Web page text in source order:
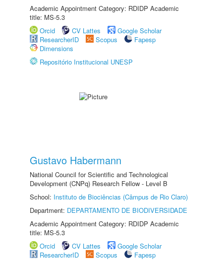
Academic Appointment Category: RDIDP Academic
title: MS-5.3
Orcid
CV Lattes
Google Scholar
ResearcherID
Scopus
Fapesp
Dimensions
Repositório Institucional UNESP
Gustavo Habermann
National Council for Scientific and Technological
Development (CNPq) Research Fellow - Level B
School: Instituto de Biociências (Câmpus de Rio Claro)
Department: DEPARTAMENTO DE BIODIVERSIDADE
Academic Appointment Category: RDIDP Academic
title: MS-5.3
Orcid
CV Lattes
Google Scholar
ResearcherID
Scopus
Fapesp